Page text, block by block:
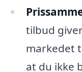
tilbud
markedet
at du ikke